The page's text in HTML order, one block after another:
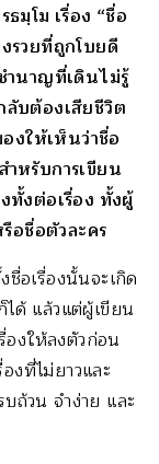
มฺโม เรื่อง “ชื่อ
รวยที่ถูกโบยดี
ำนาญที่เดินไม่รู้
บต้องเสียชีวิต
งให้เห็นว่าชื่อ
หรับการเขียน
ทั้งต่อเรื่อง ทั้งผู้
อชื่อตัวละคร
ชื่อเรื่องนั้นจะเกิด
ด้ แล้วแต่ผู้เขียน
งให้ลงตัวก่อน
งที่ไม่ยาวและ
ถ้วน จำง่าย และ